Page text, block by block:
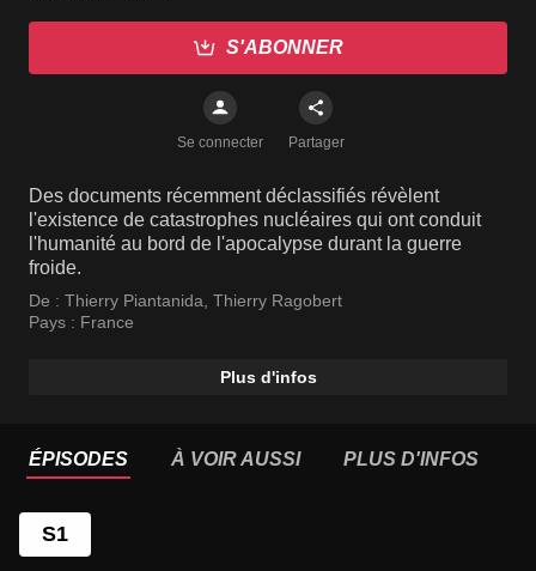
S'ABONNER
Se connecter Partager
Des documents récemment déclassifiés révèlent
l'existence de catastrophes nucléaires qui ont conduit
l'humanité au bord de l'apocalypse durant la guerre
froide.
De : Thierry Piantanida, Thierry Ragobert
Pays : France
Plus d'infos
ÉPISODES À VOIR AUSSI PLUS D'INFOS
S1